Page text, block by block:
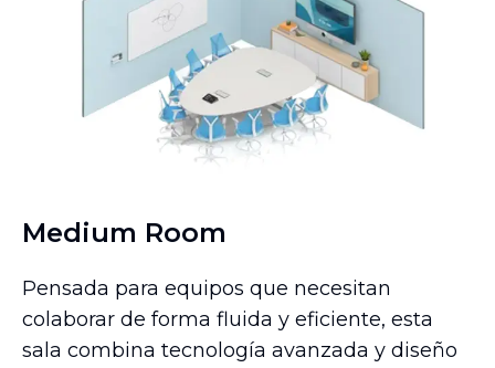
Medium Room
Pensada para equipos que necesitan
colaborar de forma fluida y eficiente, esta
sala combina tecnología avanzada y diseño